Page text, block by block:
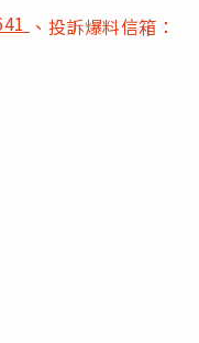
、投訴爆料信箱：